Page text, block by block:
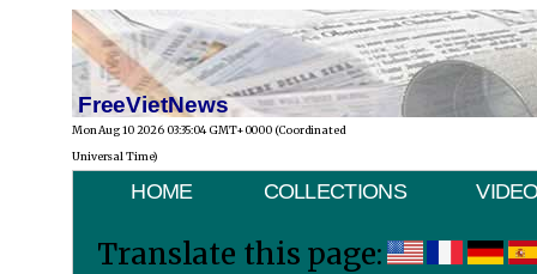
FreeVietNews
Mon Aug 10 2026 03:35:04 GMT+0000 (Coordinated
Universal Time)
HOME COLLECTIONS
Translate this page: